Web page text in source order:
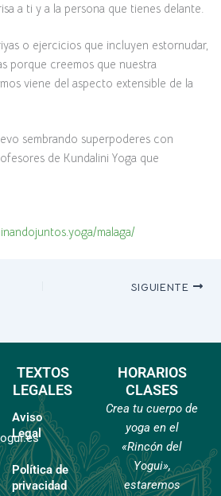
a ti y a la persona que tienes delante.
o ejercicios que incluyen estornudar,
porque creemos que nuestra
viene del aspecto extensible de la
sembrando superpoderes con
de Kundalini Yoga que
malaga/
SIGUIENTE
TEXTOS
LEGALES
Aviso
Legal
Política de
privacidad
HORARIOS
CLASES
Crea tu cuerpo de
yoga en el
«Rincón del
Yogui»,
estaremos